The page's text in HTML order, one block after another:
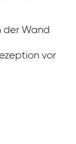
der Wand
vor